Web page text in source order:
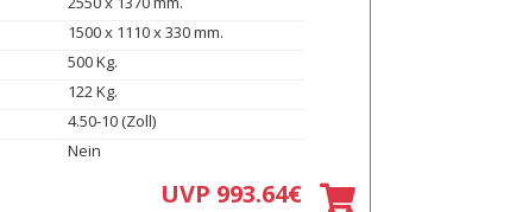
1500 x 1110 x 330 mm.
500 Kg.
122 Kg.
4.50-10 (Zoll)
Nein
UVP 993.64€